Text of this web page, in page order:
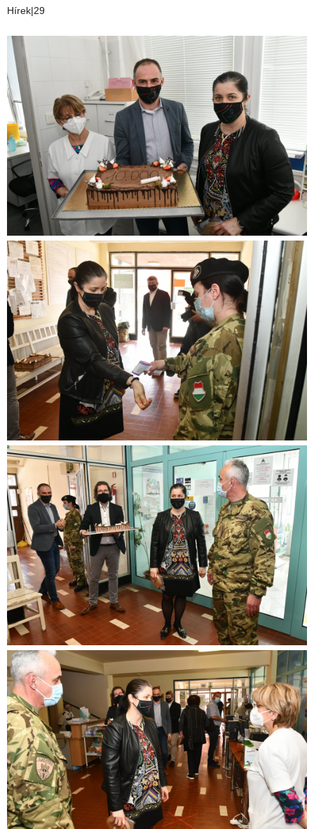
Hírek|29